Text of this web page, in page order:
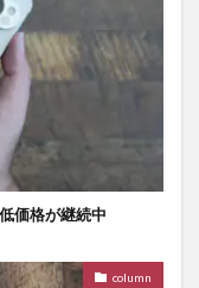
価格が継続中
column